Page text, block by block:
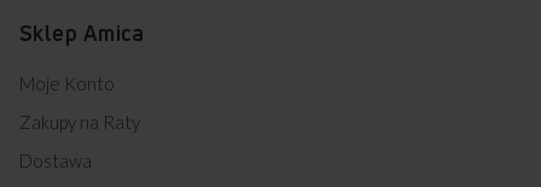
Sklep Amica
Moje Konto
Zakupy na Raty
Dostawa